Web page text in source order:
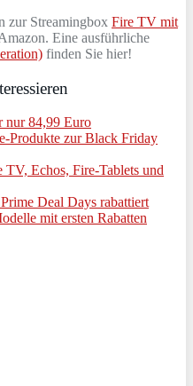
zur Streamingbox Fire TV mit
Eine ausführliche
finden Sie hier!
84,99 Euro
Produkte zur Black Friday
TV, Echos, Fire-Tablets und
Deal Days rabattiert
mit ersten Rabatten